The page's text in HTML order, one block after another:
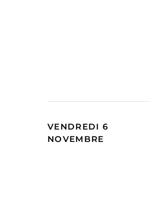
VENDREDI 6
NOVEMBRE